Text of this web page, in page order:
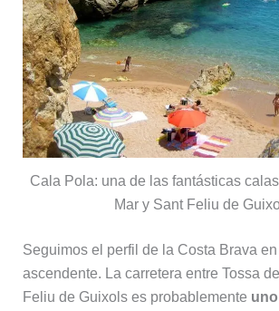
Cala Pola: una de las fantásticas
Mar y Sant Feliu de
Seguimos el perfil de la Costa Brava
ascendente. La carretera entre Tossa
Feliu de Guixols es probablemente